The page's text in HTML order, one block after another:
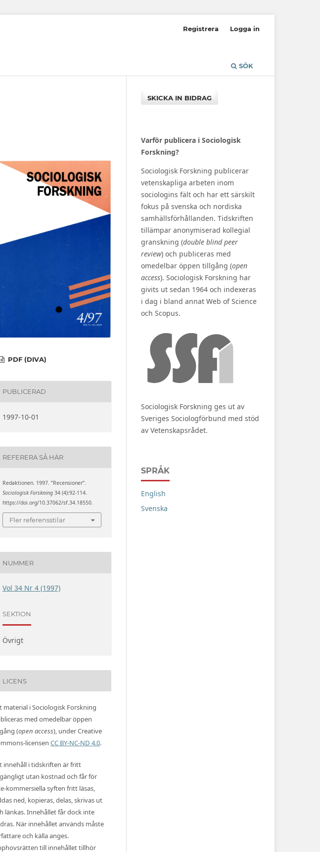
SÖK
Registrera Logga in
PDF (DIVA)
PUBLICERAD
1997-10-01
REFERERA SÅ HÄR
Redaktionen. 1997. ”Recensioner”.
Sociologisk Forskning 34 (4):92-114.
https://doi.org/10.37062/sf.34.18550.
Fler referensstilar
NUMMER
Vol 34 Nr 4 (1997)
SEKTION
Övrigt
LICENS
material i Sociologisk Forskning
med omedelbar öppen
(open access), under Creative
licensen CC BY-NC-ND 4.0.
innehåll i tidskriften är fritt
utan kostnad och får för
kommersiella syften fritt läsas,
ned, kopieras, delas, skrivas ut
länkas. Innehållet får dock inte
När innehållet används måste
och källa anges.
till innehållet tillhör
SKICKA IN BIDRAG
Varför publicera i Sociologisk
Forskning?
Sociologisk Forskning publicerar
vetenskapliga arbeten inom
sociologins fält och har ett särskilt
fokus på svenska och nordiska
samhällsförhållanden. Tidskriften
tillämpar anonymiserad kollegial
granskning (double blind peer
review) och publiceras med
omedelbar öppen tillgång (open
access). Sociologisk Forskning har
givits ut sedan 1964 och indexeras
i dag i bland annat Web of Science
och Scopus.
Sociologisk Forskning ges ut av
Sveriges Sociologförbund med stöd
av Vetenskapsrådet.
SPRÅK
English
Svenska